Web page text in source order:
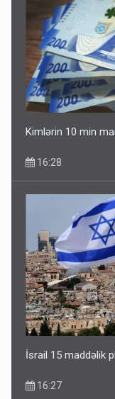
Kimlərin 10 min
16:28
İsrail 15 maddəlik
16:27